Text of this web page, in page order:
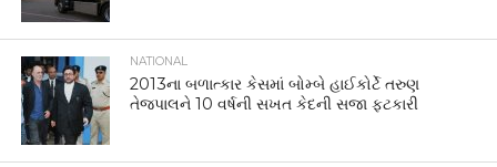
NATIONAL
2013ના બળાત્કાર કેસમાં બોમ્બે હાઈકોર્ટે તરુણ
તેજપાલને 10 વર્ષની સખત કેદની સજા ફટકારી